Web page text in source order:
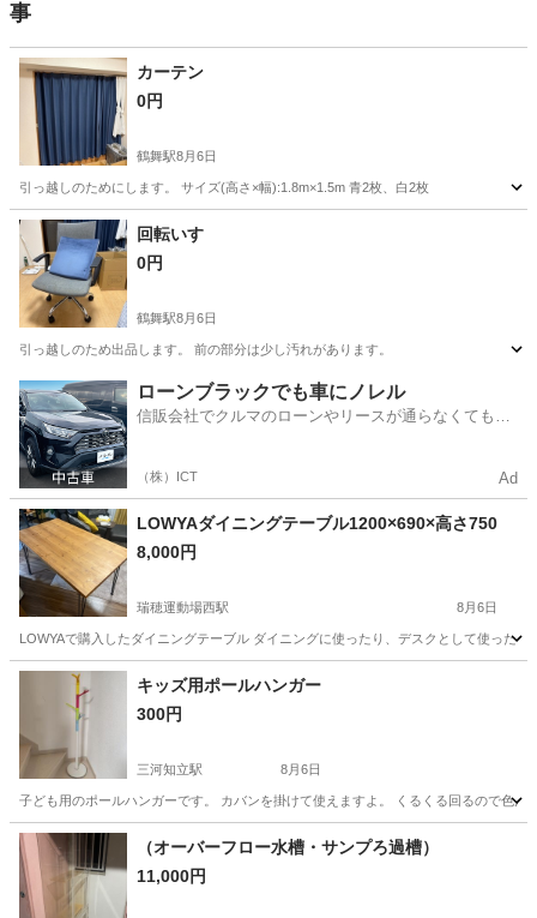
事
カーテン
0円
鶴舞駅8月6日
引っ越しのためにします。 サイズ(高さ×幅):1.8m×1.5m 青2枚、白2枚
愛知 名古屋市 鶴舞駅
回転いす
0円
鶴舞駅8月6日
引っ越しのため出品します。 前の部分は少し汚れがあります。
愛知 名古屋市 鶴舞駅 椅子
ローンブラックでも車にノレル
信販会社でクルマのローンやリースが通らなくてもク
（株）ICT Ad
LOWYAダイニングテーブル1200×690×高さ750
8,000円
瑞穂運動場西駅 8月6日
LOWYAで購入したダイニングテーブル ダイニングに使ったり、デスクとして使った
愛知 名古屋市 瑞穂運動場西駅 テーブル
キッズ用ポールハンガー
300円
三河知立駅 8月6日
子ども用のポールハンガーです。 カバンを掛けて使えますよ。 くるくる回るので色
愛知 知立市 三河知立駅 収納家具
（オーバーフロー水槽・サンプろ過槽）
11,000円